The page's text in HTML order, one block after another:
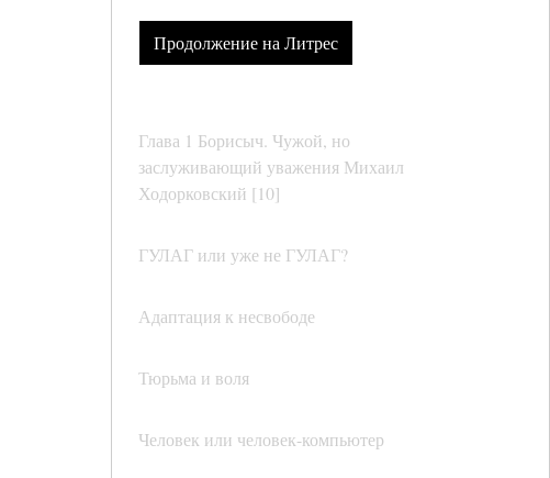
Продолжение на Литрес
Глава 1 Борисыч. Чужой, но
заслуживающий уважения Михаил
Ходорковский [10]
ГУЛАГ или уже не ГУЛАГ?
Адаптация к несвободе
Тюрьма и воля
Человек или человек-компьютер